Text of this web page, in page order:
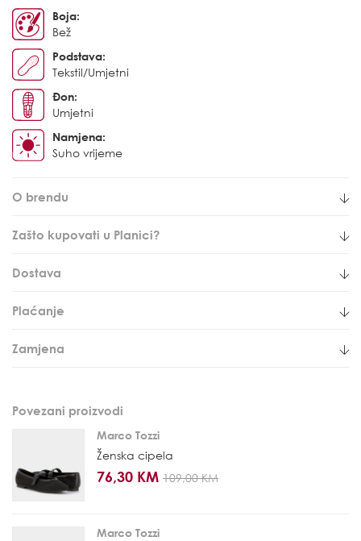
Boja:
Bež
Podstava:
Tekstil/Umjetni
Đon:
Umjetni
Namjena:
Suho vrijeme
O brendu
Zašto kupovati u Planici?
Dostava
Plaćanje
Zamjena
Povezani proizvodi
Marco Tozzi
Ženska cipela
76,30 KM 109,00 KM
Marco Tozzi